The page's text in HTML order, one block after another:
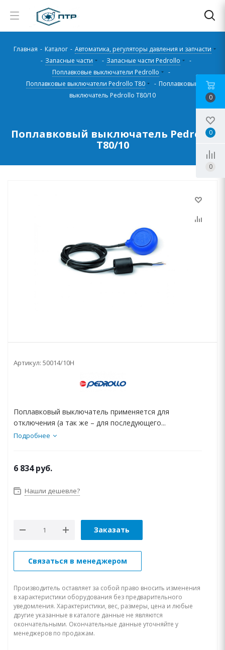
Главная - Каталог - Автоматика, регуляторы давления и запчасти
- Запасные части - Запасные части Pedrollo
-
Поплавковые выключатели Pedrollo
-
Поплавковые выключатели Pedrollo T80
- Поплавковый
выключатель Pedrollo T80/10
Поплавковый выключатель Pedrollo
T80/10
Артикул: 50014/10H
Поплавковый выключатель применяется для
отключения (а так же – для последующего...
Подробнее
6 834руб.
Нашли дешевле?
Заказать
Связаться в менеджером
Производитель оставляет за собой право вносить изменения
в характеристики оборудования без предварительного
уведомления. Характеристики, вес, размеры, цена и любые
другие указанные в каталоге данные не являются
окончательными. Окончательные данные уточняйте у
менеджеров по продажам.
0
0
0